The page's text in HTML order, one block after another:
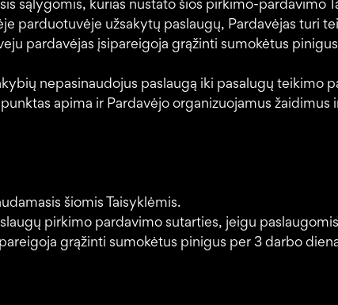
sąlygomis, kurias nustato šios pirkimo-pardavimo
parduotuvėje užsakytų paslaugų, Pardavėjas turi
pardavėjas įsipareigoja grąžinti sumokėtus
nepasinaudojus paslaugą iki pasalugų teikimo
apima ir Pardavėjo organizuojamus žaidimus
šiomis Taisyklėmis.
pirkimo pardavimo sutarties, jeigu paslaugomis
grąžinti sumokėtus pinigus per 3 darbo